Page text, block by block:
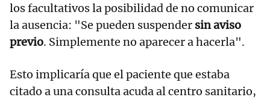
los facultativos la posibilidad de no comunicar
la ausencia: "Se pueden suspender sin aviso
previo. Simplemente no aparecer a hacerla".
Esto implicaría que el paciente que estaba
citado a una consulta acuda al centro sanitario,